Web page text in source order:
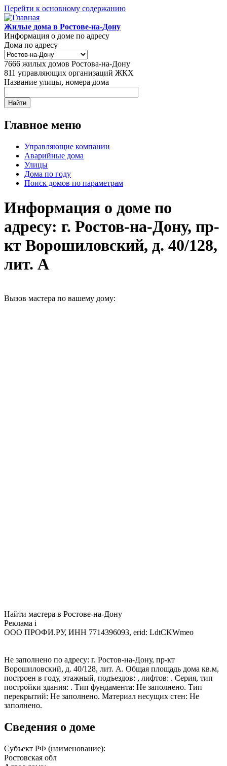
Перейти к основному содержанию
Жилые дома в Ростове-на-Дону
Информация о доме по адресу
Дома по адресу
7666 жилых домов Ростова-на-Дону
811 управляющих организаций ЖКХ
Название улицы, номера дома
Главное меню
Управляющие компании
Аварийные дома
Улицы
Дома по году
Поиск домов по параметрам
Информация о доме по
адресу: г. Ростов-на-Дону, пр-
кт Ворошиловский, д. 40/128,
лит. А
Вызов мастера по вашему дому:
Найти мастера в Ростове-на-Дону
Реклама i
ООО ПРОФИ.РУ, ИНН 7714396093, erid: LdtCKWmeo
Не заполнено по адресу: г. Ростов-на-Дону, пр-кт
Ворошиловский, д. 40/128, лит. А. Общая площадь дома кв.м,
построен в году, этажный, подъездов: , лифтов: . Серия, тип
постройки здания: . Тип фундамента: Не заполнено. Тип
перекрытий: Не заполнено. Материал несущих стен: Не
заполнено.
Сведения о доме
Субъект РФ (наименование):
Ростовская обл